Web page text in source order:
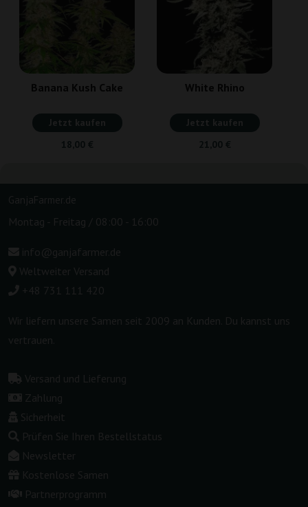
Banana Kush Cake
Jetzt kaufen
18,00 €
White Rhino
Jetzt kaufen
21,00 €
GanjaFarmer.de
Montag - Freitag / 08:00 - 16:00
info@ganjafarmer.de
Weltweiter Versand
+48 731 111 420
Wir liefern unsere Samen seit 2009 an Kunden. Du kannst uns
vertrauen.
Versand und Lieferung
Zahlung
Sicherheit
Prüfen Sie Ihren Bestellstatus
Newsletter
Kostenlose Samen
Partnerprogramm